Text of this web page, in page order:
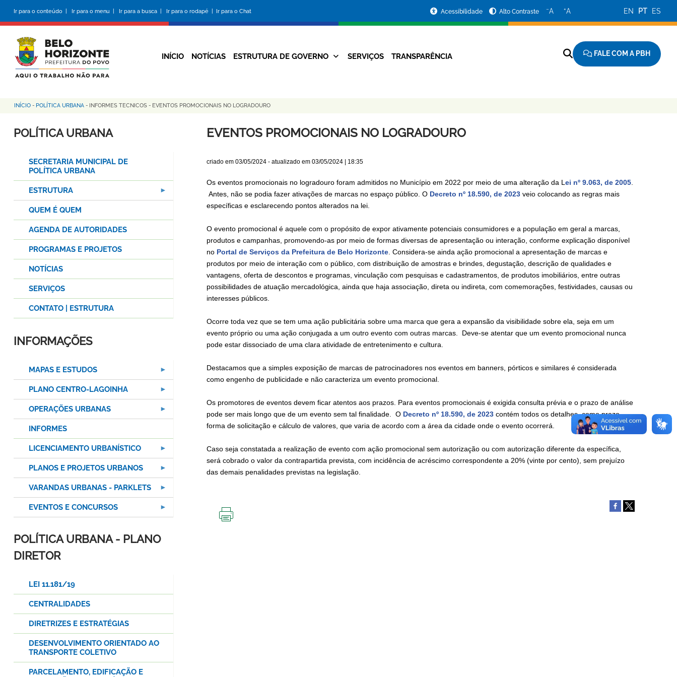
conteúdo
principal
Ir para o conteúdo | Ir para o menu | Ir para a busca | Ir para o rodapé | Ir para o Chat
da
Prefeitura
Acessibilidade Alto Contraste −A +A EN PT ES
Navegação
INÍCIO NOTÍCIAS ESTRUTURA DE GOVERNO SERVIÇOS TRANSPARÊNCIA FALE COM A PBH
Trilha
de
INÍCIO - POLÍTICA URBANA - INFORMES TECNICOS - EVENTOS PROMOCIONAIS NO LOGRADOURO
EVENTOS PROMOCIONAIS NO LOGRADOURO
criado em 03/05/2024- atualizado em 03/05/2024 | 18:35
Os eventos promocionais no logradouro foram admitidos no Município em 2022 por meio de uma alteração da Lei nº 9.063, de 2005.
Antes, não se podia fazer ativações de marcas no espaço público. O Decreto nº 18.590, de 2023veio colocando as regras mais
específicas e esclarecendo pontos alterados na lei.
O evento promocional é aquele com o propósito de expor ativamente potenciais consumidores e a população em geral a marcas,
produtos e campanhas, promovendo-as por meio de formas diversas de apresentação ou interação, conforme explicação disponível
no Portal de Serviços da Prefeitura de Belo Horizonte. Considera-se ainda ação promocional a apresentação de marcas e
produtos por meio de interação com o público, com distribuição de amostras e brindes, degustação, descrição de qualidades e
vantagens, oferta de descontos e programas, vinculação com pesquisas e cadastramentos, de produtos imobiliários, entre outras
possibilidades de atuação mercadológica, ainda que haja associação, direta ou indireta, com comemorações, festividades, causas ou
interesses públicos.
Ocorre toda vez que se tem uma ação publicitária sobre uma marca que gera a expansão da visibilidade sobre ela, seja em um
evento próprio ou uma ação conjugada a um outro evento com outras marcas. Deve-se atentar que um evento promocional nunca
pode estar dissociado de uma clara atividade de entretenimento e cultura.
Destacamos que a simples exposição de marcas de patrocinadores nos eventos em banners, pórticos e similares é considerada
como engenho de publicidade e não caracteriza um evento promocional.
Os promotores de eventos devem ficar atentos aos prazos. Para eventos promocionais é exigida consulta prévia e o prazo de análise
pode ser mais longo que de um evento sem tal finalidade. O Decreto nº 18.590, de 2023contém todos os detalhes, como prazo,
forma de solicitação e cálculo de valores, que varia de acordo com a área da cidade onde o evento ocorrerá.
Caso seja constatada a realização de evento com ação promocional sem autorização ou com autorização diferente da específica,
será cobrado o valor da contrapartida prevista, com incidência de acréscimo correspondente a 20% (vinte por cento), sem prejuízo
das demais penalidades previstas na legislação.
POLÍTICA URBANA
SECRETARIA MUNICIPAL DE
POLÍTICA URBANA
ESTRUTURA
QUEM É QUEM
AGENDA DE AUTORIDADES
PROGRAMAS E PROJETOS
NOTÍCIAS
SERVIÇOS
CONTATO | ESTRUTURA
INFORMAÇÕES
MAPAS E ESTUDOS
PLANO CENTRO-LAGOINHA
OPERAÇÕES URBANAS
INFORMES
LICENCIAMENTO URBANÍSTICO
PLANOS E PROJETOS URBANOS
VARANDAS URBANAS - PARKLETS
EVENTOS E CONCURSOS
POLÍTICA URBANA - PLANO
DIRETOR
LEI 11.181/19
CENTRALIDADES
DIRETRIZES E ESTRATÉGIAS
DESENVOLVIMENTO ORIENTADO AO
TRANSPORTE COLETIVO
PARCELAMENTO, EDIFICAÇÃO E